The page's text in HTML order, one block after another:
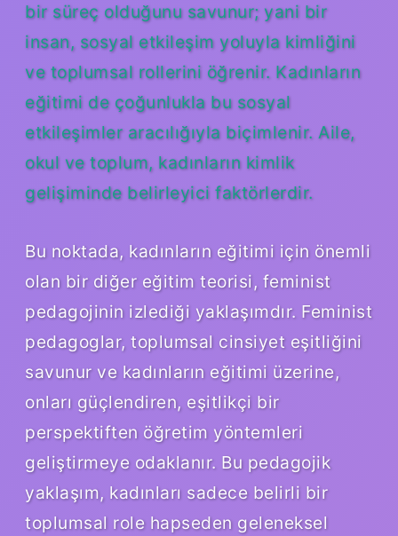
bir süreç olduğunu savunur; yani bir
insan, sosyal etkileşim yoluyla kimliğini
ve toplumsal rollerini öğrenir. Kadınların
eğitimi de çoğunlukla bu sosyal
etkileşimler aracılığıyla biçimlenir. Aile,
okul ve toplum, kadınların kimlik
gelişiminde belirleyici faktörlerdir.
Bu noktada, kadınların eğitimi için önemli
olan bir diğer eğitim teorisi, feminist
pedagojinin izlediği yaklaşımdır. Feminist
pedagoglar, toplumsal cinsiyet eşitliğini
savunur ve kadınların eğitimi üzerine,
onları güçlendiren, eşitlikçi bir
perspektiften öğretim yöntemleri
geliştirmeye odaklanır. Bu pedagojik
yaklaşım, kadınları sadece belirli bir
toplumsal role hapseden geleneksel